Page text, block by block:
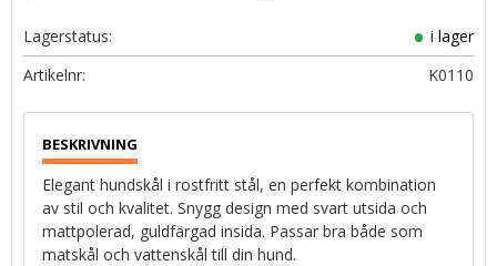
Lagerstatus
i lager
Artikelnr
K0110
Elegant hundskål i rostfritt stål, en perfekt kombination
av stil och kvalitet. Snygg design med svart utsida och
mattpolerad, guldfärgad insida. Passar bra både som
matskål och vattenskål till din hund.